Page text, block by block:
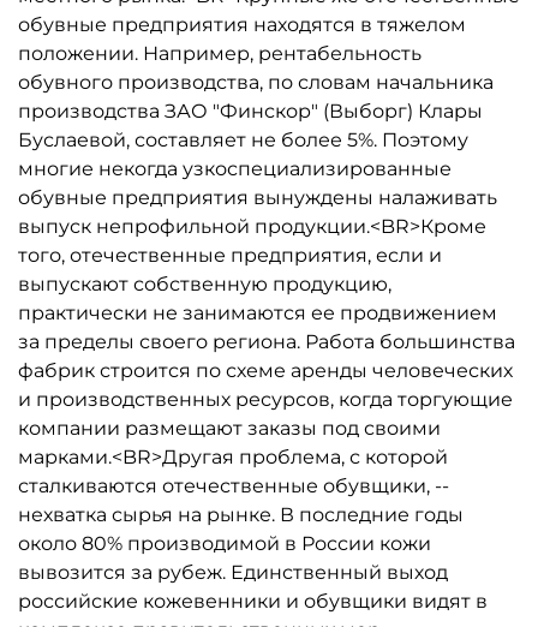
обувные предприятия находятся в тяжелом
положении. Например, рентабельность
обувного производства, по словам начальника
производства ЗАО "Финскор" (Выборг) Клары
Буслаевой, составляет не более 5%. Поэтому
многие некогда узкоспециализированные
обувные предприятия вынуждены налаживать
выпуск непрофильной продукции.<BR>Кроме
того, отечественные предприятия, если и
выпускают собственную продукцию,
практически не занимаются ее продвижением
за пределы своего региона. Работа большинства
фабрик строится по схеме аренды человеческих
и производственных ресурсов, когда торгующие
компании размещают заказы под своими
марками.<BR>Другая проблема, с которой
сталкиваются отечественные обувщики, --
нехватка сырья на рынке. В последние годы
около 80% производимой в России кожи
вывозится за рубеж. Единственный выход
российские кожевенники и обувщики видят в